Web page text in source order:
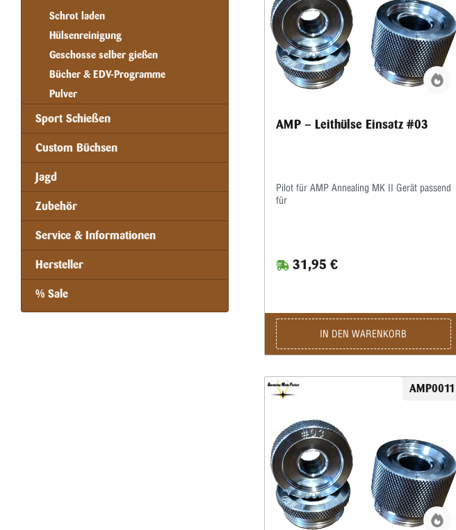
Schrot laden
Hülsenreinigung
Geschosse selber gießen
Bücher & EDV-Programme
Pulver
Sport Schießen
Custom Büchsen
Jagd
Zubehör
Service & Informationen
Hersteller
% Sale
AMP – Leithülse Einsatz #03
Pilot für AMP Annealing MK II Gerät passend
für
31,95 €
IN DEN WARENKORB
AMP0011